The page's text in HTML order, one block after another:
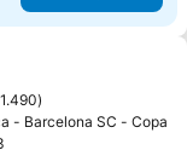
favoritos
1.490
- Barcelona SC - Copa